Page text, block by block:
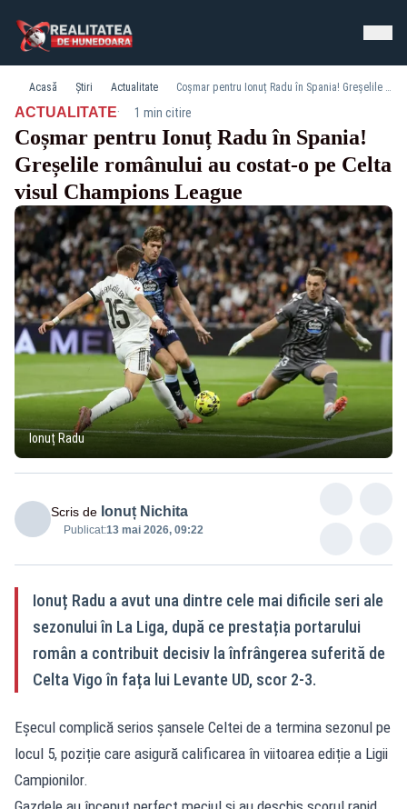
Acasă Știri Actualitate Coșmar pentru Ionuț Radu în Spania! Greșelile românului au costat-o pe Celta visul Champions League
ACTUALITATE· 1 min citire
Coșmar pentru Ionuț Radu în Spania!
Greșelile românului au costat-o pe Celta
visul Champions League
Ionuț Radu
Scris de Ionuț Nichita
Publicat:13 mai 2026, 09:22
Ionuț Radu a avut una dintre cele mai dificile seri ale
sezonului în La Liga, după ce prestația portarului
român a contribuit decisiv la înfrângerea suferită de
Celta Vigo în fața lui Levante UD, scor 2-3.
Eșecul complică serios șansele Celtei de a termina sezonul pe
locul 5, poziție care asigură calificarea în viitoarea ediție a Ligii
Campionilor.